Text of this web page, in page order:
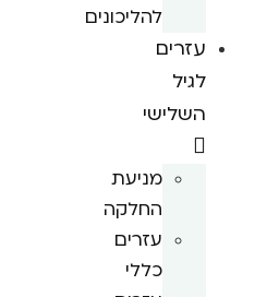
להליכונים
עזרים
לגיל
השלישי
מניעת
החלקה
עזרים
כללי